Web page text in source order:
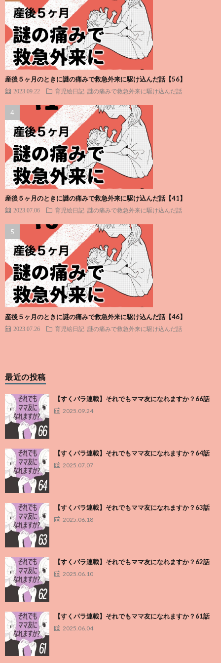
産後５ヶ月のときに謎の痛みで救急外来に駆け込んだ話【56】
2023.09.22 育児絵日記 謎の痛みで救急外来に駆け込んだ話
産後５ヶ月のときに謎の痛みで救急外来に駆け込んだ話【41】
2023.07.06 育児絵日記 謎の痛みで救急外来に駆け込んだ話
産後５ヶ月のときに謎の痛みで救急外来に駆け込んだ話【46】
2023.07.26 育児絵日記 謎の痛みで救急外来に駆け込んだ話
最近の投稿
【すくパラ連載】それでもママ友になれますか？66話
2025.09.24
【すくパラ連載】それでもママ友になれますか？64話
2025.07.07
【すくパラ連載】それでもママ友になれますか？63話
2025.06.18
【すくパラ連載】それでもママ友になれますか？62話
2025.06.10
【すくパラ連載】それでもママ友になれますか？61話
2025.06.04